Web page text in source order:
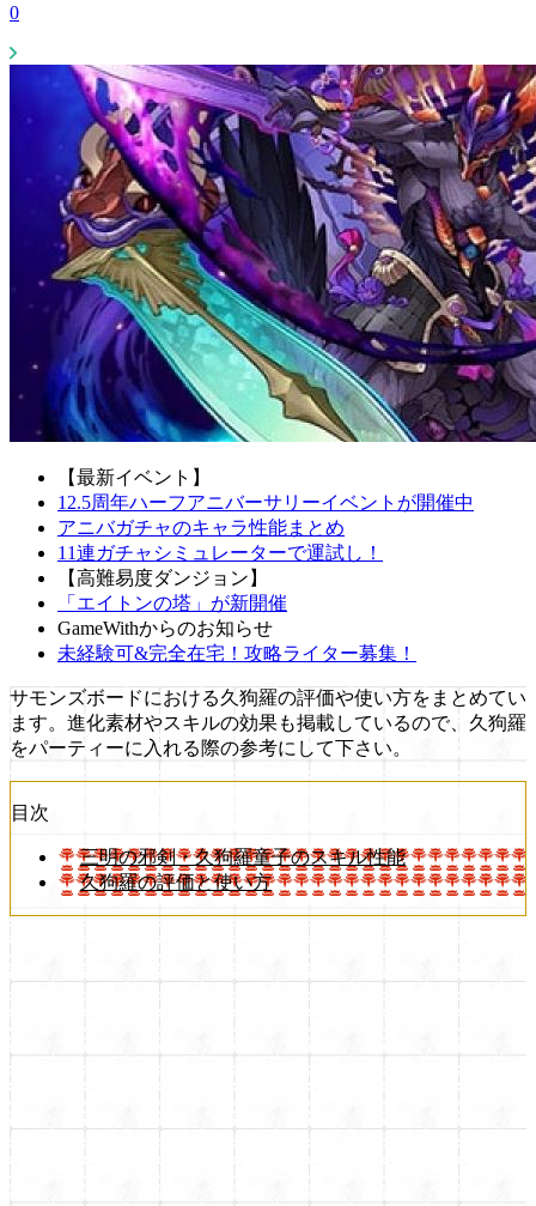
0
【最新イベント】
12.5周年ハーフアニバーサリーイベントが開催中
アニバガチャのキャラ性能まとめ
11連ガチャシミュレーターで運試し！
【高難易度ダンジョン】
「エイトンの塔」が新開催
GameWithからのお知らせ
未経験可&完全在宅！攻略ライター募集！
サモンズボードにおける久狗羅の評価や使い方をまとめてい
ます。進化素材やスキルの効果も掲載しているので、久狗羅
をパーティーに入れる際の参考にして下さい。
目次
三明の邪剣・久狗羅童子のスキル性能
久狗羅の評価と使い方